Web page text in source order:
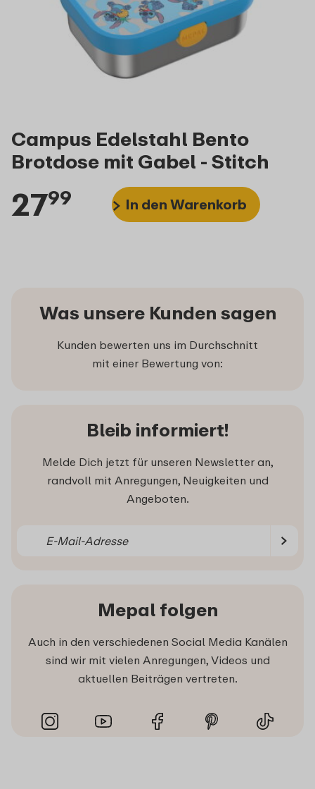
Campus Edelstahl Bento
Brotdose mit Gabel - Stitch
2799 In den Warenkorb
Was unsere Kunden sagen
Kunden bewerten uns im Durchschnitt
mit einer Bewertung von:
Bleib informiert!
Melde Dich jetzt für unseren Newsletter an,
randvoll mit Anregungen, Neuigkeiten und
Angeboten.
Mepal folgen
Auch in den verschiedenen Social Media Kanälen
sind wir mit vielen Anregungen, Videos und
aktuellen Beiträgen vertreten.